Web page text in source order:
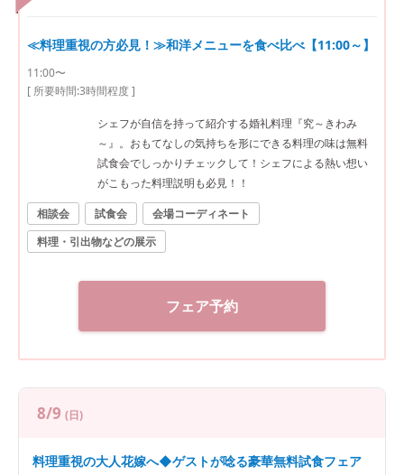
≪料理重視の方必見！≫和洋メニューを食べ比べ【11:00～】
11:00〜
[ 所要時間:3時間程度]
シェフが自信を持って紹介する婚礼料理『究～きわみ
～』。おもてなしの気持ちを形にできる料理の味は無料
試食会でしっかりチェックして！シェフによる熱い想い
がこもった料理説明も必見！！
相談会
試食会
会場コーディネート
料理・引出物などの展示
フェア予約
8/9 (日)
料理重視の大人花嫁へ◆ゲストが唸る豪華無料試食フェア